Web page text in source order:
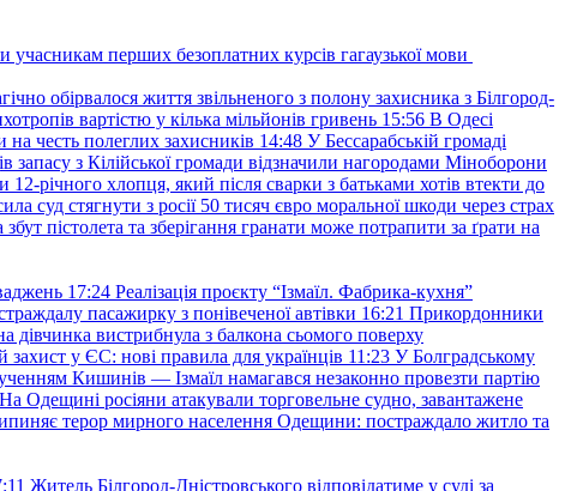
учасникам перших безоплатних курсів гагаузької мови
обірвалося життя звільненого з полону захисника з Білгород-
вартістю у кілька мільйонів гривень 15:56 В Одесі
честь полеглих захисників 14:48 У Бессарабській громаді
запасу з Кілійської громади відзначили нагородами Міноборони
12-річного хлопця, який після сварки з батьками хотів втекти до
суд стягнути з росії 50 тисяч євро моральної шкоди через страх
пістолета та зберігання гранати може потрапити за ґрати на
17:24 Реалізація проєкту “Ізмаїл. Фабрика-кухня”
пасажирку з понівеченої автівки 16:21 Прикордонники
дівчинка вистрибнула з балкона сьомого поверху
захист у ЄС: нові правила для українців 11:23 У Болградському
Кишинів — Ізмаїл намагався незаконно провезти партію
На Одещині росіяни атакували торговельне судно, завантажене
терор мирного населення Одещини: постраждало житло та
Житель Білгород-Дністровського відповідатиме у суді за